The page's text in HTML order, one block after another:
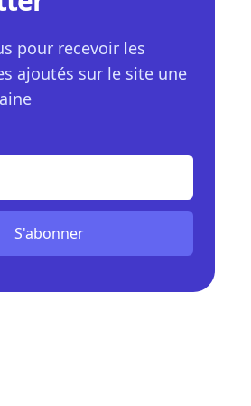
pour recevoir les
ajoutés sur le site une
S'abonner